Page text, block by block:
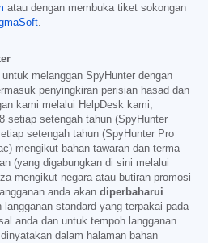
atau dengan membuka tiket sokongan
melanggan SpyHunter dengan
penyingkiran perisian hasad dan
kami melalui HelpDesk kami,
setiap setengah tahun (SpyHunter
setengah tahun (SpyHunter Pro
mengikut bahan tawaran dan terma
(yang digabungkan di sini melalui
mengikut negara atau butiran promosi
anda akan diperbaharui
langganan standard yang terpakai pada
anda dan untuk tempoh langganan
dalam halaman bahan